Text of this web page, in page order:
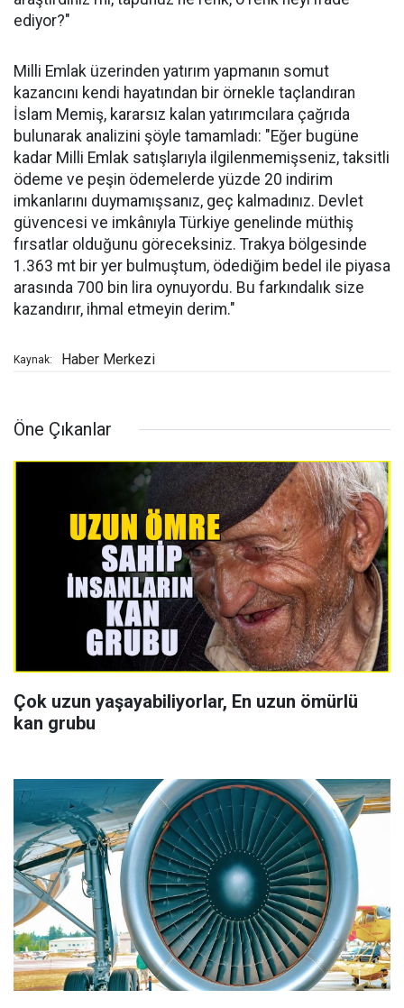
ediyor?"
Milli Emlak üzerinden yatırım yapmanın somut
kazancını kendi hayatından bir örnekle taçlandıran
İslam Memiş, kararsız kalan yatırımcılara çağrıda
bulunarak analizini şöyle tamamladı: "Eğer bugüne
kadar Milli Emlak satışlarıyla ilgilenmemişseniz, taksitli
ödeme ve peşin ödemelerde yüzde 20 indirim
imkanlarını duymamışsanız, geç kalmadınız. Devlet
güvencesi ve imkânıyla Türkiye genelinde müthiş
fırsatlar olduğunu göreceksiniz. Trakya bölgesinde
1.363 mt bir yer bulmuştum, ödediğim bedel ile piyasa
arasında 700 bin lira oynuyordu. Bu farkındalık size
kazandırır, ihmal etmeyin derim."
Kaynak: Haber Merkezi
Öne Çıkanlar
Çok uzun yaşayabiliyorlar, En uzun ömürlü
kan grubu